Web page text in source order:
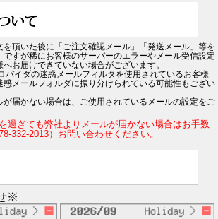
頂いた後に「ご注文確認メール」「発送メール」等を
すが稀にお客様のサーバーのエラーやメール受信設定
お届けできていない場合がございます。
バイダの迷惑メールフィルタを使用されているお客様
メールフォルダに振り分けられている可能性もござい
が届かない場合は、ご使用されているメールの設定をご
過ぎても弊社よりメールが届かない場合はお手数
332-2013）お問い合わせください。
※